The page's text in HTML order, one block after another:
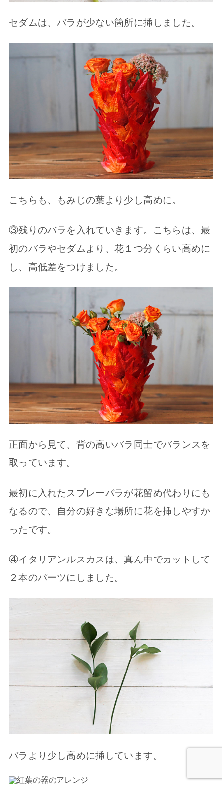
セダムは、バラが少ない箇所に挿しました。
こちらも、もみじの葉より少し高めに。
③残りのバラを入れていきます。こちらは、最
初のバラやセダムより、花１つ分くらい高めに
し、高低差をつけました。
正面から見て、背の高いバラ同士でバランスを
取っています。
最初に入れたスプレーバラが花留め代わりにも
なるので、自分の好きな場所に花を挿しやすか
ったです。
④イタリアンルスカスは、真ん中でカットして
２本のパーツにしました。
バラより少し高めに挿しています。